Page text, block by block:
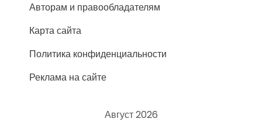
Авторам и правообладателям
Карта сайта
Политика конфиденциальности
Реклама на сайте
Август 2026